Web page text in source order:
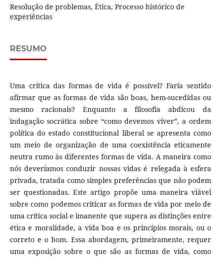
Resolução de problemas, Ética, Processo histórico de
experiências
RESUMO
Uma crítica das formas de vida é possível? Faria sentido
afirmar que as formas de vida são boas, bem-sucedidas ou
mesmo racionais? Enquanto a filosofia abdicou da
indagação socrática sobre “como devemos viver”, a ordem
política do estado constitucional liberal se apresenta como
um meio de organização de uma coexistência eticamente
neutra rumo às diferentes formas de vida. A maneira como
nós deveríamos conduzir nossas vidas é relegada à esfera
privada, tratada como simples preferências que não podem
ser questionadas. Este artigo propõe uma maneira viável
sobre como podemos criticar as formas de vida por meio de
uma crítica social e imanente que supera as distinções entre
ética e moralidade, a vida boa e os princípios morais, ou o
correto e o bom. Essa abordagem, primeiramente, requer
uma exposição sobre o que são as formas de vida, como